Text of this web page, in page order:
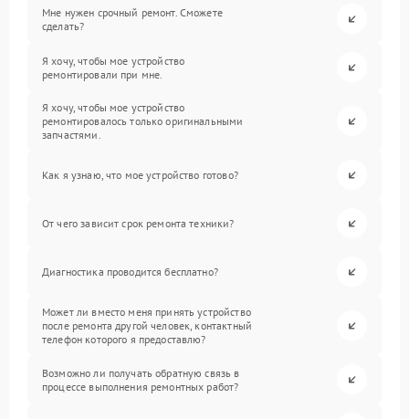
Мне нужен срочный ремонт. Сможете
сделать?
Я хочу, чтобы мое устройство
ремонтировали при мне.
Я хочу, чтобы мое устройство
ремонтировалось только оригинальными
запчастями.
Как я узнаю, что мое устройство готово?
От чего зависит срок ремонта техники?
Диагностика проводится бесплатно?
Может ли вместо меня принять устройство
после ремонта другой человек, контактный
телефон которого я предоставлю?
Возможно ли получать обратную связь в
процессе выполнения ремонтных работ?